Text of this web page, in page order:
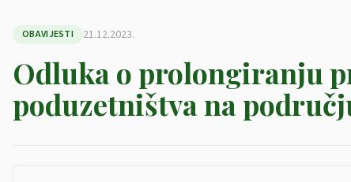
OBAVIJESTI 21.12.2023.
Odluka o prolongiranju
poduzetništva na